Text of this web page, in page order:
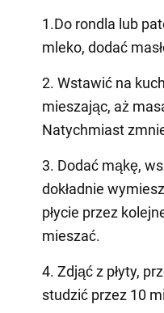
1.Do rondla lub
mleko, dodać
2. Wstawić na
mieszając, aż
Natychmiast
3. Dodać mąkę,
dokładnie
płycie przez
mieszać.
4. Zdjąć z płyty,
studzić przez 10